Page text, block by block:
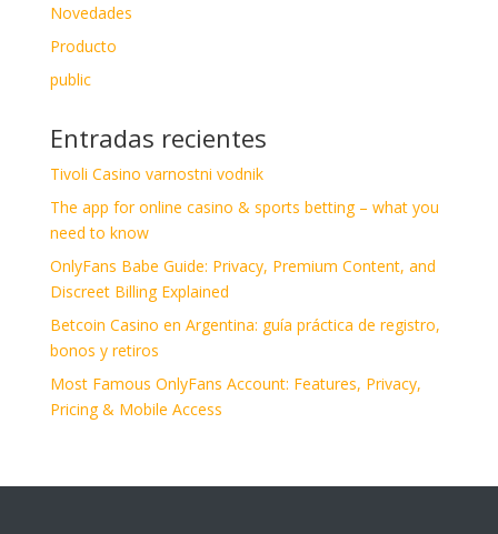
Novedades
Producto
public
Entradas recientes
Tivoli Casino varnostni vodnik
The app for online casino & sports betting – what you
need to know
OnlyFans Babe Guide: Privacy, Premium Content, and
Discreet Billing Explained
Betcoin Casino en Argentina: guía práctica de registro,
bonos y retiros
Most Famous OnlyFans Account: Features, Privacy,
Pricing & Mobile Access